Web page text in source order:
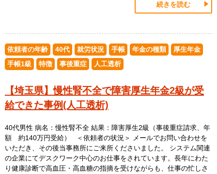
続きを読む
依頼者の年齢 40代 就労状況 手帳 年金の種類
厚生年金
手帳1級
特徴 事後重症 人工透析
【埼玉県】慢性腎不全で障害厚生年金2級が受
給できた事例(人工透析)
40代男性 病名：慢性腎不全 結果：障害厚生2級（事後重症請求、年
額 約140万円受給） ＜依頼者の状況＞ メールでお問い合わせを
いただき、その後当事務所にご来所くださいました。 システム関連
の企業にてデスクワーク中心のお仕事をされています。長年にわた
り健康診断で高血圧・高血糖の指摘を受けながらも、仕事の忙しさ